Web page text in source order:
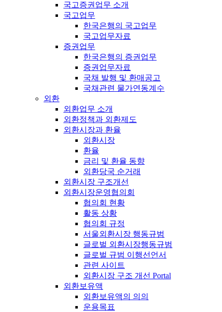
국고증권업무 소개
국고업무
한국은행의 국고업무
국고업무자료
증권업무
한국은행의 증권업무
증권업무자료
국채 발행 및 환매공고
국채관련 물가연동계수
외환
외환업무 소개
외환정책과 외환제도
외환시장과 환율
외환시장
환율
금리 및 환율 동향
외환당국 순거래
외환시장 구조개선
외환시장운영협의회
협의회 현황
활동 상황
협의회 규정
서울외환시장 행동규범
글로벌 외환시장행동규범
글로벌 규범 이행선언서
관련 사이트
외환시장 구조 개선 Portal
외환보유액
외환보유액의 의의
운용목표